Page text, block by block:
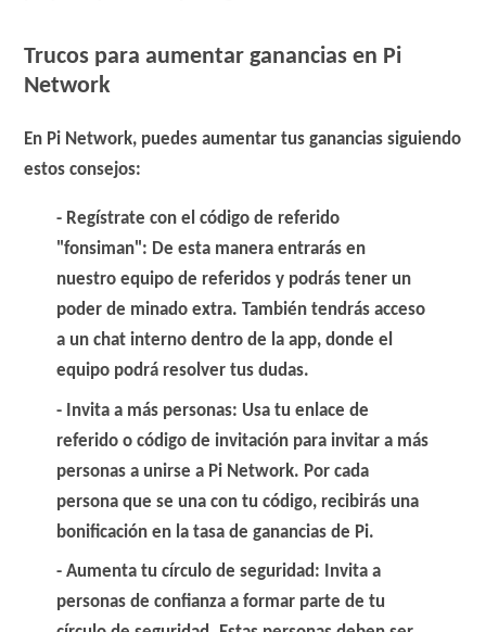
Trucos para aumentar ganancias en Pi
Network
En Pi Network, puedes aumentar tus ganancias siguiendo
estos consejos:
Regístrate con el código de referido
"fonsiman": De esta manera entrarás en
nuestro equipo de referidos y podrás tener un
poder de minado extra. También tendrás acceso
a un chat interno dentro de la app, donde el
equipo podrá resolver tus dudas.
Invita a más personas: Usa tu enlace de
referido o código de invitación para invitar a más
personas a unirse a Pi Network. Por cada
persona que se una con tu código, recibirás una
bonificación en la tasa de ganancias de Pi.
Aumenta tu círculo de seguridad: Invita a
personas de confianza a formar parte de tu